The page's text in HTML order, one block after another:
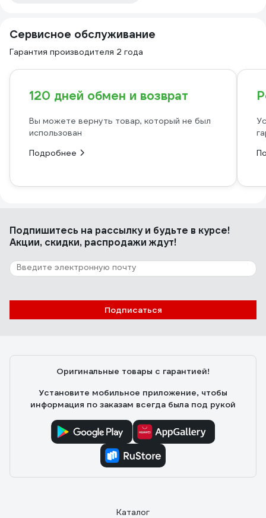
Сервисное обслуживание
Гарантия производителя 2 года
120 дней обмен и возврат
Вы можете вернуть товар, который не был
использован
Подробнее
Подпишитесь на рассылкуи будьте в курсе!
Акции, скидки, распродажи ждут!
Подписаться
Оригинальные товары с гарантией!
Установите мобильное приложение, чтобы
информация по заказам всегда была под рукой
Каталог